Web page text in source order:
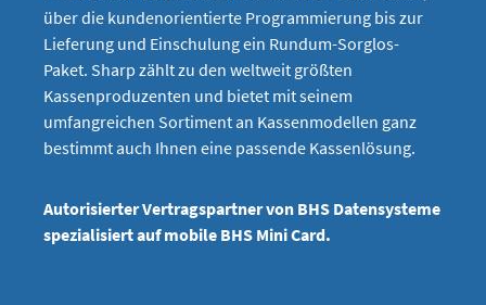
über die kundenorientierte Programmierung bis zur
Lieferung und Einschulung ein Rundum-Sorglos-
Paket. Sharp zählt zu den weltweit größten
Kassenproduzenten und bietet mit seinem
umfangreichen Sortiment an Kassenmodellen ganz
bestimmt auch Ihnen eine passende Kassenlösung.
Autorisierter Vertragspartner von BHS Datensysteme
spezialisiert auf mobile BHS Mini Card.